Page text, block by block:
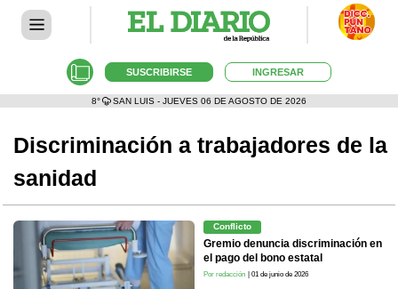
SUSCRIBIRSE INGRESAR
8° SAN LUIS - JUEVES 06 DE AGOSTO DE 2026
Discriminación a trabajadores de la
sanidad
Conflicto
Gremio denuncia discriminación en
el pago del bono estatal
Por redacción | 01 de junio de 2026